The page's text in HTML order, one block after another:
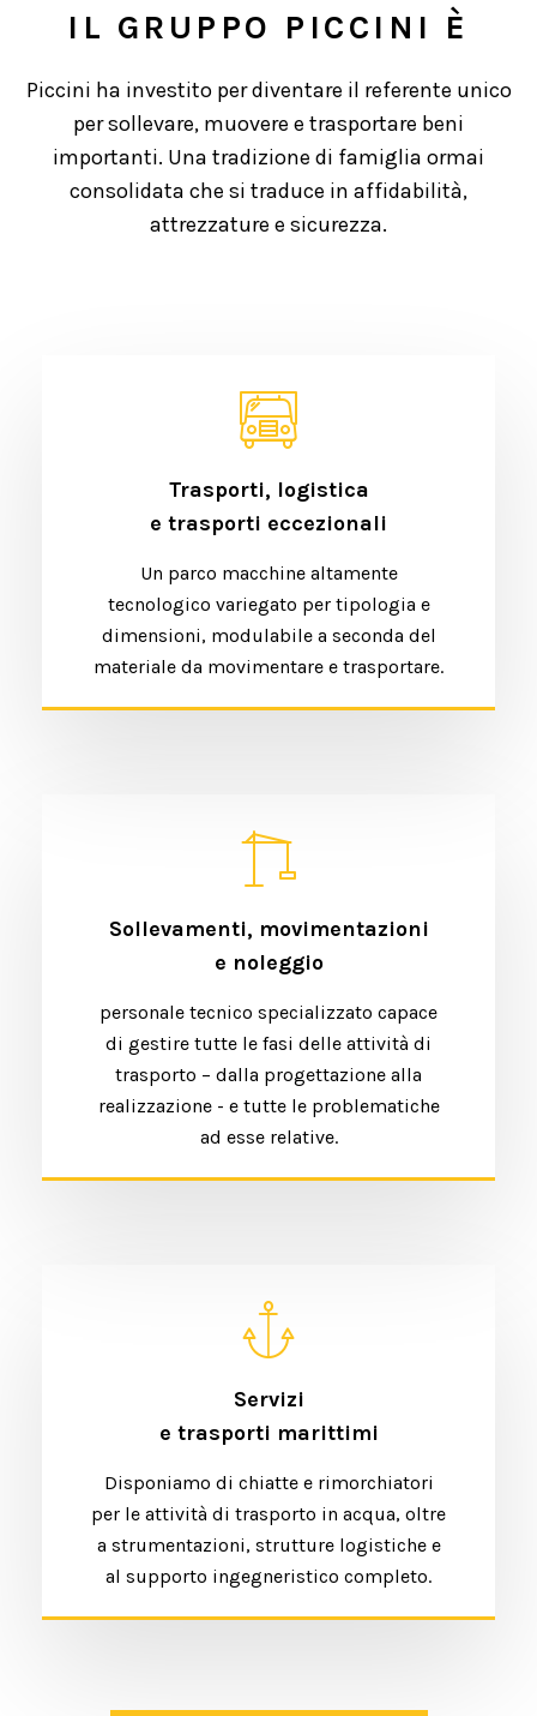
IL GRUPPO PICCINI È
Piccini ha investito per diventare il referente unico
per sollevare, muovere e trasportare beni
importanti. Una tradizione di famiglia ormai
consolidata che si traduce in affidabilità,
attrezzature e sicurezza.
Trasporti, logistica
e trasporti eccezionali
Un parco macchine altamente
tecnologico variegato per tipologia e
dimensioni, modulabile a seconda del
materiale da movimentare e trasportare.
Sollevamenti, movimentazioni
e noleggio
personale tecnico specializzato capace
di gestire tutte le fasi delle attività di
trasporto – dalla progettazione alla
realizzazione - e tutte le problematiche
ad esse relative.
Servizi
e trasporti marittimi
Disponiamo di chiatte e rimorchiatori
per le attività di trasporto in acqua, oltre
a strumentazioni, strutture logistiche e
al supporto ingegneristico completo.